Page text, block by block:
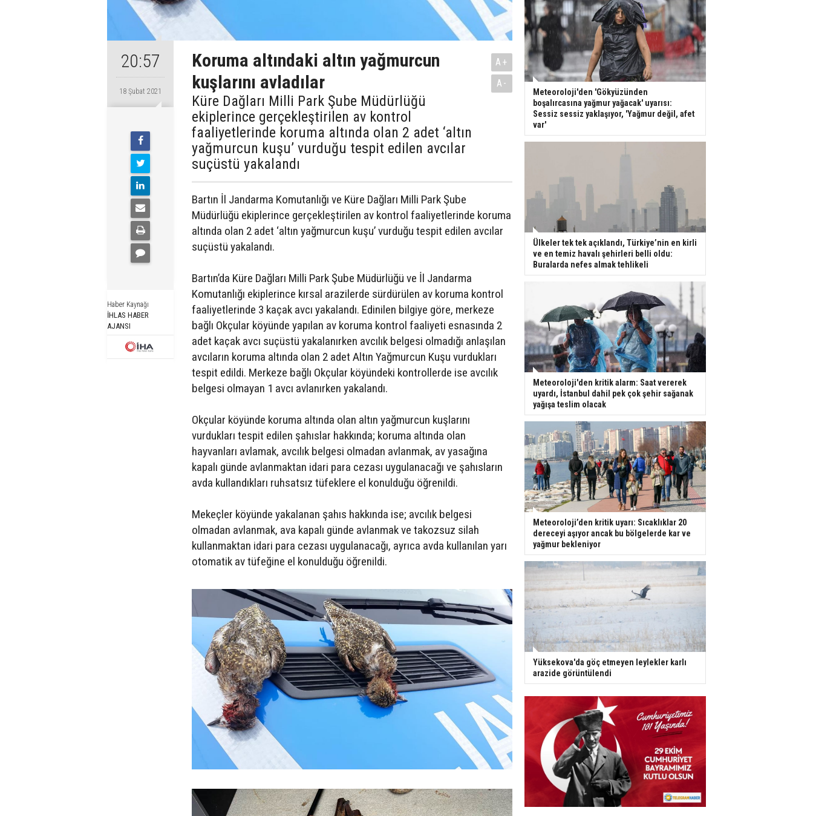
20:57
18 Şubat 2021
Haber Kaynağı
İHLAS HABER
AJANSI
Koruma altındaki altın yağmurcun
kuşlarını avladılar
Küre Dağları Milli Park Şube Müdürlüğü
ekiplerince gerçekleştirilen av kontrol
faaliyetlerinde koruma altında olan 2 adet ‘altın
yağmurcun kuşu’ vurduğu tespit edilen avcılar
suçüstü yakalandı
A+
A-
Bartın İl Jandarma Komutanlığı ve Küre Dağları Milli Park Şube
Müdürlüğü ekiplerince gerçekleştirilen av kontrol faaliyetlerinde koruma
altında olan 2 adet ‘altın yağmurcun kuşu’ vurduğu tespit edilen avcılar
suçüstü yakalandı.
Bartın’da Küre Dağları Milli Park Şube Müdürlüğü ve İl Jandarma
Komutanlığı ekiplerince kırsal arazilerde sürdürülen av koruma kontrol
faaliyetlerinde 3 kaçak avcı yakalandı. Edinilen bilgiye göre, merkeze
bağlı Okçular köyünde yapılan av koruma kontrol faaliyeti esnasında 2
adet kaçak avcı suçüstü yakalanırken avcılık belgesi olmadığı anlaşılan
avcıların koruma altında olan 2 adet Altın Yağmurcun Kuşu vurdukları
tespit edildi. Merkeze bağlı Okçular köyündeki kontrollerde ise avcılık
belgesi olmayan 1 avcı avlanırken yakalandı.
Okçular köyünde koruma altında olan altın yağmurcun kuşlarını
vurdukları tespit edilen şahıslar hakkında; koruma altında olan
hayvanları avlamak, avcılık belgesi olmadan avlanmak, av yasağına
kapalı günde avlanmaktan idari para cezası uygulanacağı ve şahısların
avda kullandıkları ruhsatsız tüfeklere el konulduğu öğrenildi.
Mekeçler köyünde yakalanan şahıs hakkında ise; avcılık belgesi
olmadan avlanmak, ava kapalı günde avlanmak ve takozsuz silah
kullanmaktan idari para cezası uygulanacağı, ayrıca avda kullanılan yarı
otomatik av tüfeğine el konulduğu öğrenildi.
Meteoroloji'den 'Gökyüzünden
boşalırcasına yağmur yağacak' uyarısı:
Sessiz sessiz yaklaşıyor, 'Yağmur değil, afet
var'
Ülkeler tek tek açıklandı, Türkiye’nin en kirli
ve en temiz havalı şehirleri belli oldu:
Buralarda nefes almak tehlikeli
Meteoroloji'den kritik alarm: Saat vererek
uyardı, İstanbul dahil pek çok şehir sağanak
yağışa teslim olacak
Meteoroloji’den kritik uyarı: Sıcaklıklar 20
dereceyi aşıyor ancak bu bölgelerde kar ve
yağmur bekleniyor
Yüksekova'da göç etmeyen leylekler karlı
arazide görüntülendi